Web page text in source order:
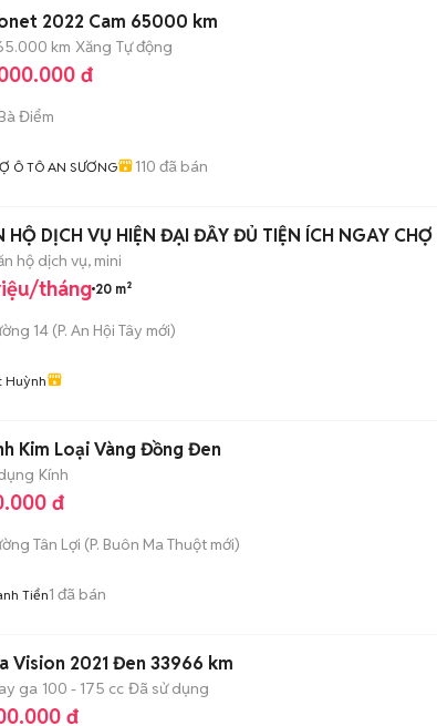
2022 Cam 65000 km
km Xăng Tự động
đ
Điểm
Ô TÔ AN SƯƠNG 110 đã bán
HỘ DỊCH VỤ HIỆN ĐẠI ĐẦY ĐỦ TIỆN ÍCH NGAY
hộ dịch vụ, mini
tháng 20 m²
14 (P. An Hội Tây mới)
Huỳnh
Kim Loại Vàng Đồng Đen
Kính
đ
Tân Lợi (P. Buôn Ma Thuột mới)
Tiển1 đã bán
Vision 2021 Đen 33966 km
ga 100 - 175 cc Đã sử dụng
đ